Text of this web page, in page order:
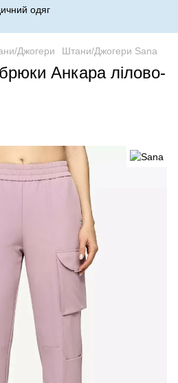
Джогери Штани/Джогери Sana
Анкара лілово-